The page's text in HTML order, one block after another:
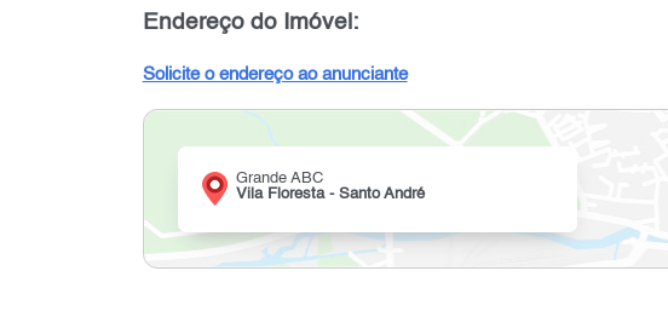
Endereço do Imóvel:
Solicite o endereço ao anunciante
Grande ABC
Vila Floresta - Santo André